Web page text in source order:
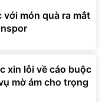
với món quà ra mắt
xin lỗi về cáo buộc
mờ ám cho trọng